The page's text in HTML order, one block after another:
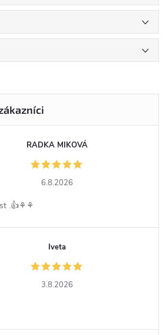
RADKA MIKOVÁ
6.8.2026
.👍⚘️⚘️
Iveta
3.8.2026